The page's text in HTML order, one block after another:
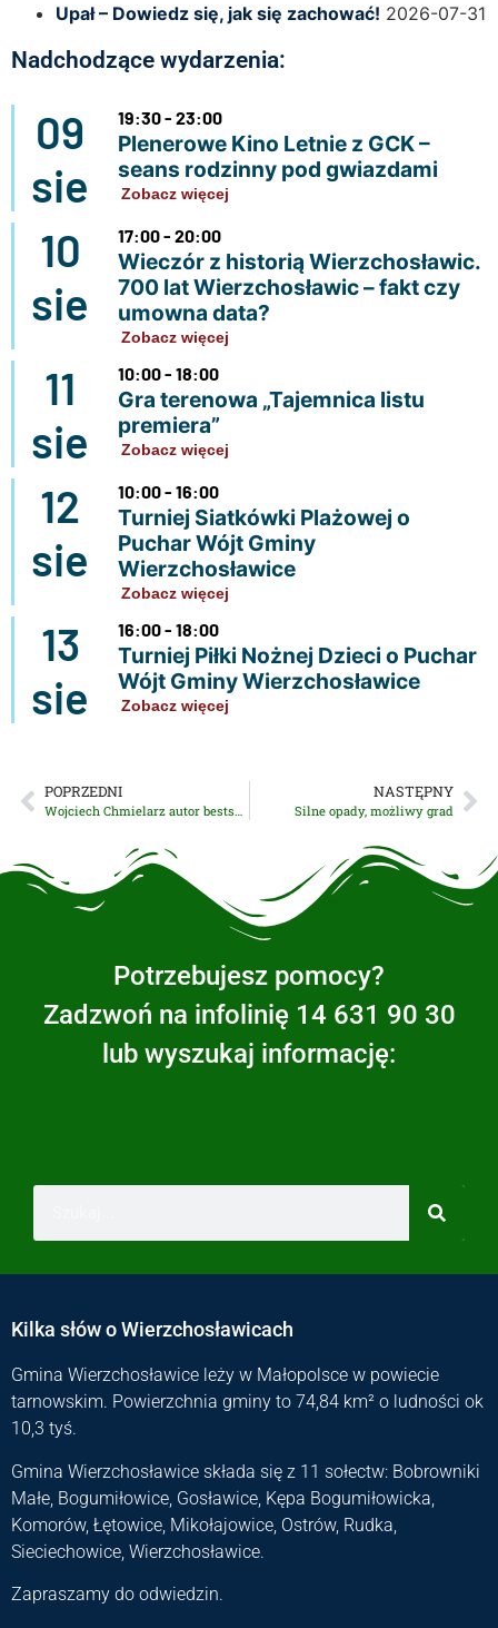
Upał – Dowiedz się, jak się zachować! 2026-07-31
Nadchodzące wydarzenia:
09
sie
19:30 - 23:00
Plenerowe Kino Letnie z GCK –
seans rodzinny pod gwiazdami
Zobacz więcej
10
sie
17:00 - 20:00
Wieczór z historią Wierzchosławic.
700 lat Wierzchosławic – fakt czy
umowna data?
Zobacz więcej
11
sie
10:00 - 18:00
Gra terenowa „Tajemnica listu
premiera”
Zobacz więcej
12
sie
10:00 - 16:00
Turniej Siatkówki Plażowej o
Puchar Wójt Gminy
Wierzchosławice
Zobacz więcej
13
sie
16:00 - 18:00
Turniej Piłki Nożnej Dzieci o Puchar
Wójt Gminy Wierzchosławice
Zobacz więcej
POPRZEDNI
Wojciech Chmielarz autor bestsellerowych kryminałów był gościem Gminnej Biblioteki Publicznej w Wierzchosławicach
NASTĘPNY
Silne opady, możliwy grad
Potrzebujesz pomocy?
Zadzwoń na infolinię 14 631 90 30
lub wyszukaj informację:
Kilka słów o Wierzchosławicach
Gmina Wierzchosławice leży w Małopolsce w powiecie
tarnowskim. Powierzchnia gminy to 74,84 km² o ludności ok
10,3 tyś.
Gmina Wierzchosławice składa się z 11 sołectw: Bobrowniki
Małe, Bogumiłowice, Gosławice, Kępa Bogumiłowicka,
Komorów, Łętowice, Mikołajowice, Ostrów, Rudka,
Sieciechowice, Wierzchosławice.
Zapraszamy do odwiedzin.